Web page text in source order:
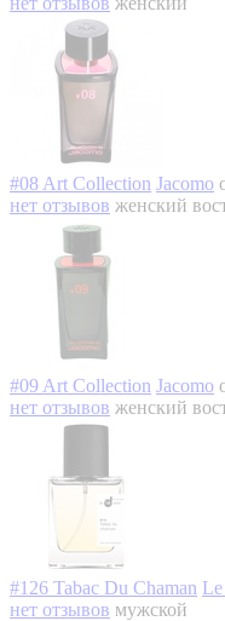
#08 Art Collection Jacomo
нет отзывов женский
#09 Art Collection Jacomo
нет отзывов женский
#126 Tabac Du Chaman
нет отзывов мужской